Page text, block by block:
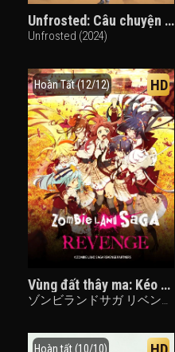
Unfrosted: Câu chuyện Pop-Tart
Unfrosted (2024)
Hoàn Tất (12/12) HD
Vùng đất thây ma: Kéo nhau trở lại
ゾンビランドサガ リベンジ (2021)
Hoàn tất (10/10)